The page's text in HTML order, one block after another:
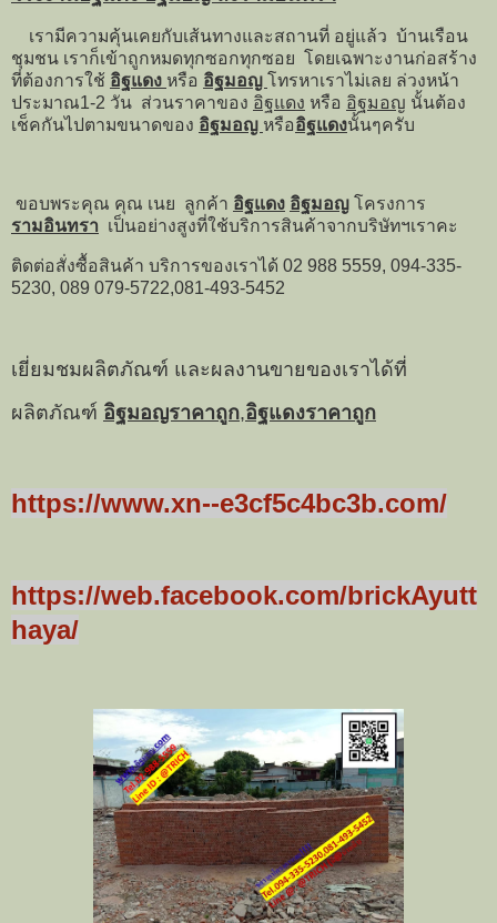
เรามีความคุ้นเคยกับเส้นทางและสถานที่ อยู่แล้ว บ้านเรือน
ชุมชน เราก็เข้าถูกหมดทุกซอกทุกซอย โดยเฉพาะงานก่อสร้าง
ที่ต้องการใช้ อิฐแดง หรือ อิฐมอญ โทรหาเราไม่เลย ล่วงหน้า
ประมาณ1-2 วัน ส่วนราคาของ อิฐแดง หรือ อิฐมอญ นั้นต้อง
เช็คกันไปตามขนาดของ อิฐมอญ หรืออิฐแดงนั้นๆครับ
ขอบพระคุณ คุณ เนย ลูกค้า อิฐแดง อิฐมอญ โครงการ
รามอินทรา เป็นอย่างสูงที่ใช้บริการสินค้าจากบริษัทฯเราคะ
ติดต่อสั่งซื้อสินค้า บริการของเราได้ 02 988 5559, 094-335-
5230, 089 079-5722,081-493-5452
เยี่ยมชมผลิตภัณฑ์ และผลงานขายของเราได้ที่
ผลิตภัณฑ์ อิฐมอญราคาถูก,อิฐแดงราคาถูก
https://www.xn--e3cf5c4bc3b.com/
https://web.facebook.com/brickAyutt
haya/